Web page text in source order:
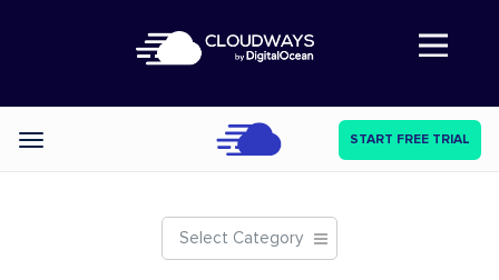
Abre a navegação
Categories START FREE TRIAL
Select Category